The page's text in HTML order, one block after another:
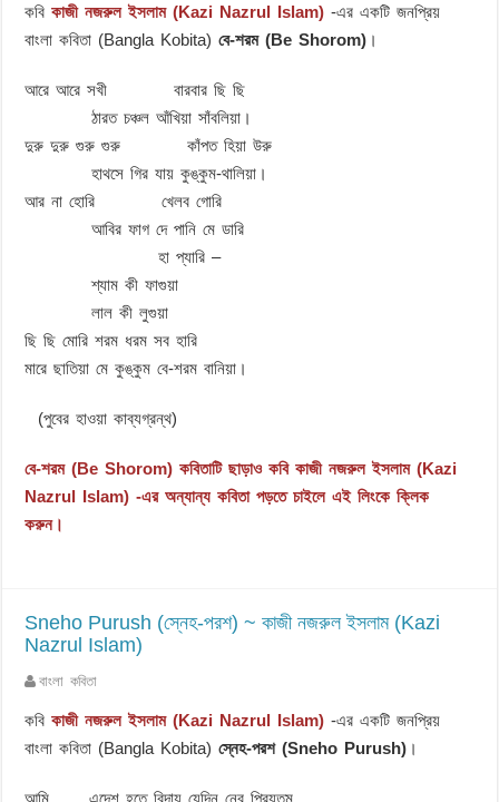
কবিকাজী নজরুল ইসলাম (Kazi Nazrul Islam) -এর একটি জনপ্রিয়
বাংলা কবিতা (Bangla Kobita)বে-শরম (Be Shorom) ।
আরে আরে সখী বারবার ছি ছি
ঠারত চঞ্চল আঁখিয়া সাঁবলিয়া।
দুরু দুরু গুরু গুরু কাঁপত হিয়া উরু
হাথসে গির যায় কুঙ্কুম-থালিয়া।
আর না হোরি খেলব গোরি
আবির ফাগ দে পানি মে ডারি
হা প্যারি –
শ্যাম কী ফাগুয়া
লাল কী লুগুয়া
ছি ছি মোরি শরম ধরম সব হারি
মারে ছাতিয়া মে কুঙ্কুম বে-শরম বানিয়া।
(পুবের হাওয়া কাব্যগ্রন্থ)
বে-শরম (Be Shorom) কবিতাটি ছাড়াও কবি কাজী নজরুল ইসলাম (Kazi
Nazrul Islam) -এর অন্যান্য কবিতা পড়তে চাইলে এই লিংকে ক্লিক
করুন।
Sneho Purush (স্নেহ-পরশ) ~ কাজী নজরুল ইসলাম (Kazi
Nazrul Islam)
বাংলা কবিতা
কবিকাজী নজরুল ইসলাম (Kazi Nazrul Islam) -এর একটি জনপ্রিয়
বাংলা কবিতা (Bangla Kobita)স্নেহ-পরশ (Sneho Purush) ।
আমি এদেশ হতে বিদায় যেদিন নেব প্রিয়তম,